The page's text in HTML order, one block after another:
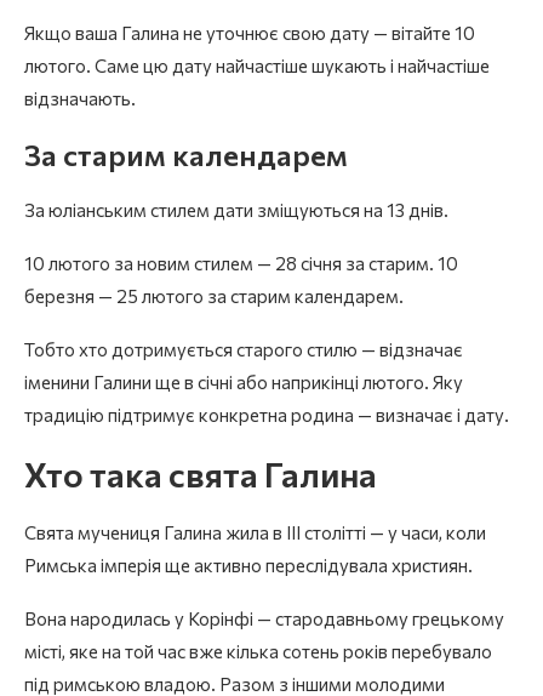
Якщо ваша Галина не уточнює свою дату — вітайте 10
лютого. Саме цю дату найчастіше шукають і найчастіше
відзначають.
За старим календарем
За юліанським стилем дати зміщуються на 13 днів.
10 лютого за новим стилем — 28 січня за старим. 10
березня — 25 лютого за старим календарем.
Тобто хто дотримується старого стилю — відзначає
іменини Галини ще в січні або наприкінці лютого. Яку
традицію підтримує конкретна родина — визначає і дату.
Хто така свята Галина
Свята мучениця Галина жила в III столітті — у часи, коли
Римська імперія ще активно переслідувала християн.
Вона народилась у Корінфі — стародавньому грецькому
місті, яке на той час вже кілька сотень років перебувало
під римською владою. Разом з іншими молодими